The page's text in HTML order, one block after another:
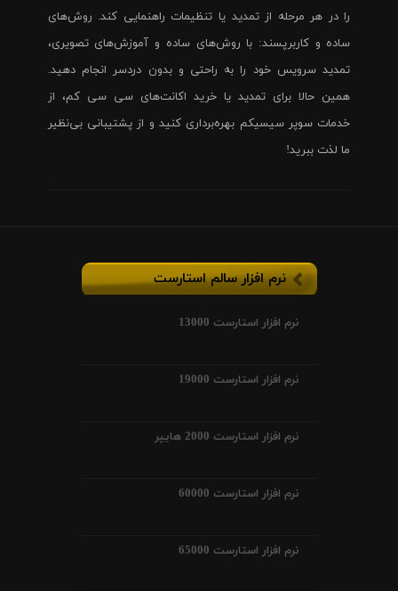
را در هر مرحله از تمدید یا تنظیمات راهنمایی کند. روش‌های
ساده و کاربرپسند: با روش‌های ساده و آموزش‌های تصویری،
تمدید سرویس خود را به راحتی و بدون دردسر انجام دهید.
همین حالا برای تمدید یا خرید اکانت‌های سی سی کم، از
خدمات سوپر سیسیکم بهره‌برداری کنید و از پشتیبانی بی‌نظیر
ما لذت ببرید!
نرم افزار سالم استارست
نرم افزار استارست 13000
نرم افزار استارست 19000
نرم افزار استارست 2000 هایپر
نرم افزار استارست 60000
نرم افزار استارست 65000